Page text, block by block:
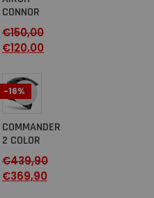
CONNOR
€150,00
€120,00
-16%
COMMANDER
2 COLOR
€439,90
€369,90